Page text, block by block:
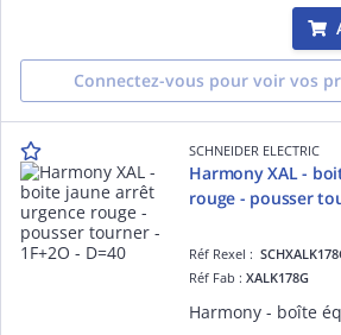
Connectez-vous pour voir vos
SCHNEIDER ELECTRIC
Harmony XAL -
rouge - pousser
Réf Rexel :
Réf Fab :XALK178G